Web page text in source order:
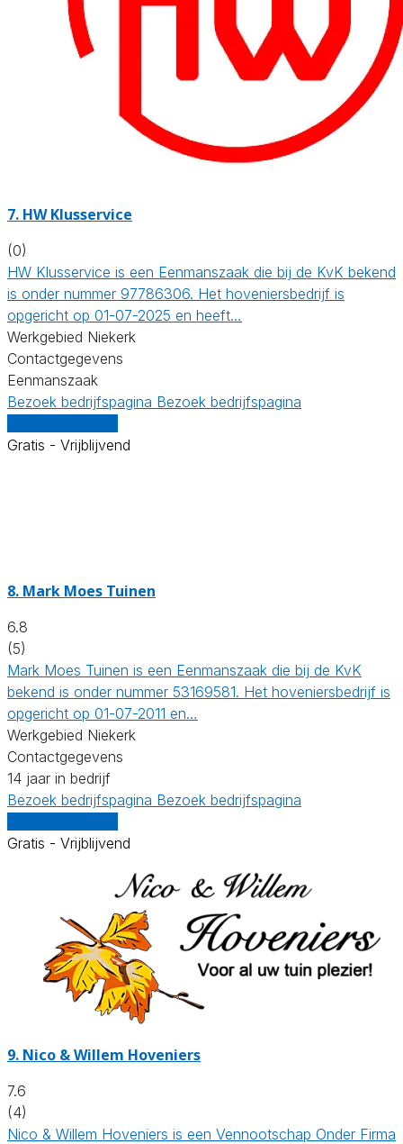
7. HW Klusservice
(0)
HW Klusservice is een Eenmanszaak die bij de KvK bekend
is onder nummer 97786306. Het hoveniersbedrijf is
opgericht op 01-07-2025 en heeft…
Werkgebied Niekerk
Contactgegevens
Eenmanszaak
Bezoek bedrijfspagina Bezoek bedrijfspagina
Gratis - Vrijblijvend
8. Mark Moes Tuinen
6.8
(5)
Mark Moes Tuinen is een Eenmanszaak die bij de KvK
bekend is onder nummer 53169581. Het hoveniersbedrijf is
opgericht op 01-07-2011 en…
Werkgebied Niekerk
Contactgegevens
14 jaar in bedrijf
Bezoek bedrijfspagina Bezoek bedrijfspagina
Gratis - Vrijblijvend
9. Nico & Willem Hoveniers
7.6
(4)
Nico & Willem Hoveniers is een Vennootschap Onder Firma